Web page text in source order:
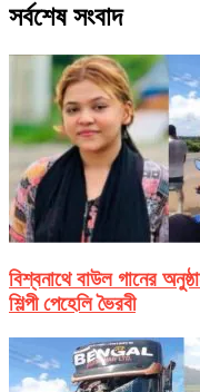
সর্বশেষ সংবাদ
বিশ্বনাথে বাউল গানের
শিল্পী পেহেলি ভৈরবী